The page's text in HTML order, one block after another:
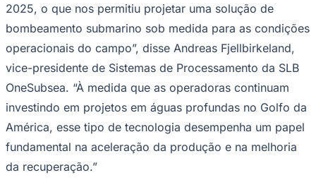
Anuncie no Portal
Anunciar VagasNovo
Publicidade Legal
NBA
NFL
Fórmula 1
UFC
Tênis (ATP)
MLB
NHL
Vôlei
2025, o que nos permitiu projetar uma solução de
bombeamento submarino sob medida para as condições
operacionais do campo”, disse Andreas Fjellbirkeland,
vice-presidente de Sistemas de Processamento da SLB
OneSubsea. “À medida que as operadoras continuam
investindo em projetos em águas profundas no Golfo da
América, esse tipo de tecnologia desempenha um papel
fundamental na aceleração da produção e na melhoria
da recuperação.”